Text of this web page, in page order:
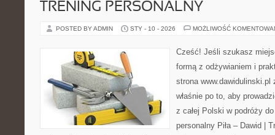
TRENING PERSONALNY
POSTED BY ADMIN STY - 10 - 2026 MOŻLIWOŚĆ
Cześć! Jeśli szukasz
formą z odżywianiem i
strona www.dawidulinski.pl
właśnie po to, aby
z całej Polski w podróży
personalny Piła – Dawid |